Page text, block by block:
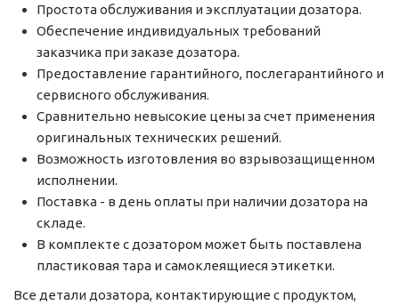
Простота обслуживания и эксплуатации дозатора.
Обеспечение индивидуальных требований
заказчика при заказе дозатора.
Предоставление гарантийного, послегарантийного и
сервисного обслуживания.
Сравнительно невысокие цены за счет применения
оригинальных технических решений.
Возможность изготовления во взрывозащищенном
исполнении.
Поставка - в день оплаты при наличии дозатора на
складе.
В комплекте с дозатором может быть поставлена
пластиковая тара и самоклеящиеся этикетки.
Все детали дозатора, контактирующие с продуктом,